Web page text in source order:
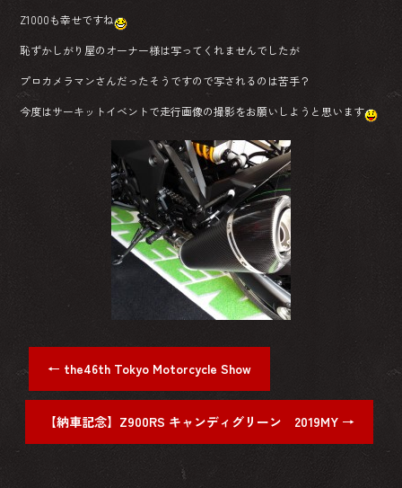
Z1000も幸せですね
恥ずかしがり屋のオーナー様は写ってくれませんでしたが
プロカメラマンさんだったそうですので写されるのは苦手？
今度はサーキットイベントで走行画像の撮影をお願いしようと思います
← the46th Tokyo Motorcycle Show
【納車記念】Z900RS キャンディグリーン 2019MY →